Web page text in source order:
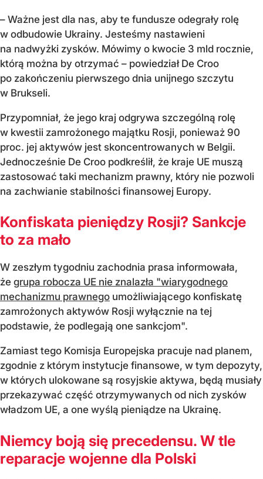
– Ważne jest dla nas, aby te fundusze odegrały rolę
w odbudowie Ukrainy. Jesteśmy nastawieni
na nadwyżki zysków. Mówimy o kwocie 3 mld rocznie,
którą można by otrzymać – powiedział De Croo
po zakończeniu pierwszego dnia unijnego szczytu
w Brukseli.
Przypomniał, że jego kraj odgrywa szczególną rolę
w kwestii zamrożonego majątku Rosji, ponieważ 90
proc. jej aktywów jest skoncentrowanych w Belgii.
Jednocześnie De Croo podkreślił, że kraje UE muszą
zastosować taki mechanizm prawny, który nie pozwoli
na zachwianie stabilności finansowej Europy.
Konfiskata pieniędzy Rosji? Sankcje
to za mało
W zeszłym tygodniu zachodnia prasa informowała,
że grupa robocza UE nie znalazła "wiarygodnego
mechanizmu prawnego umożliwiającego konfiskatę
zamrożonych aktywów Rosji wyłącznie na tej
podstawie, że podlegają one sankcjom".
Zamiast tego Komisja Europejska pracuje nad planem,
zgodnie z którym instytucje finansowe, w tym depozyty,
w których ulokowane są rosyjskie aktywa, będą musiały
przekazywać część otrzymywanych od nich zysków
władzom UE, a one wyślą pieniądze na Ukrainę.
Niemcy boją się precedensu. W tle
reparacje wojenne dla Polski